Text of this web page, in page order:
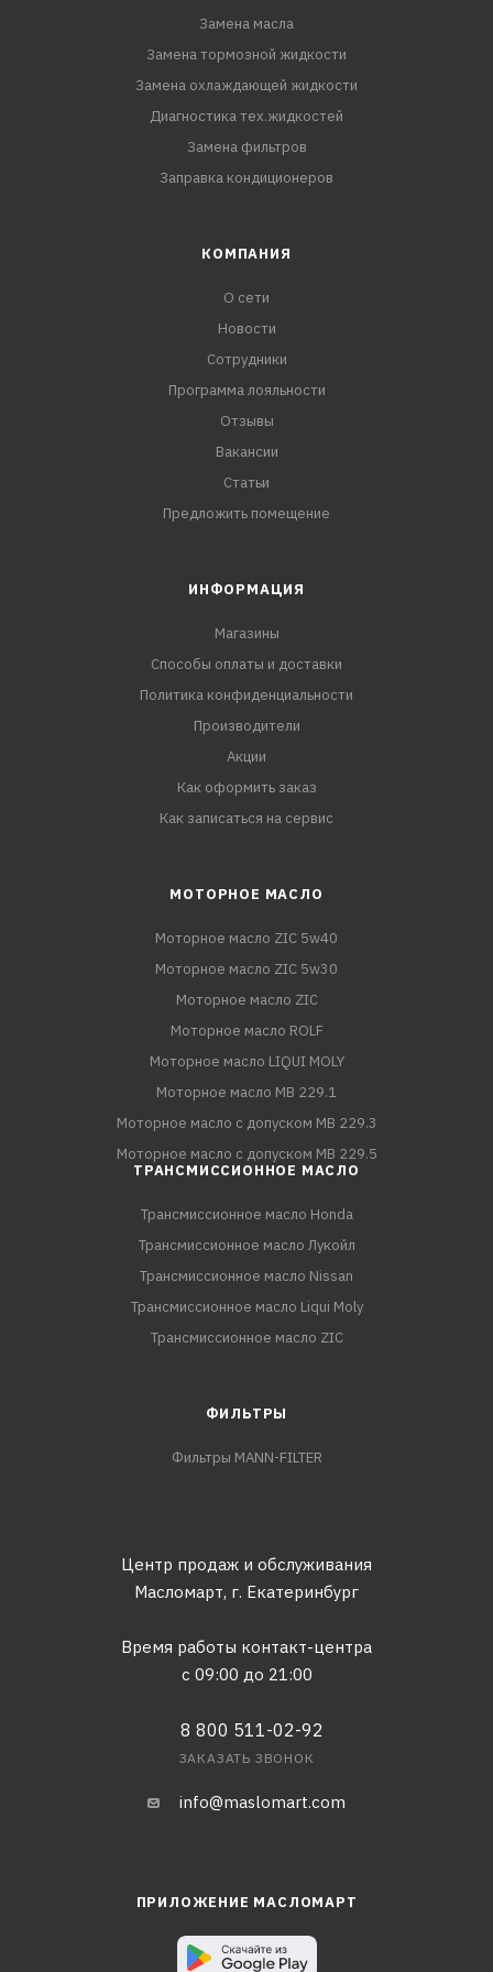
Замена масла
Замена тормозной жидкости
Замена охлаждающей жидкости
Диагностика тех.жидкостей
Замена фильтров
Заправка кондиционеров
КОМПАНИЯ
О сети
Новости
Сотрудники
Программа лояльности
Отзывы
Вакансии
Статьи
Предложить помещение
ИНФОРМАЦИЯ
Магазины
Способы оплаты и доставки
Политика конфиденциальности
Производители
Акции
Как оформить заказ
Как записаться на сервис
МОТОРНОЕ МАСЛО
Моторное масло ZIC 5w40
Моторное масло ZIC 5w30
Моторное масло ZIC
Моторное масло ROLF
Моторное масло LIQUI MOLY
Моторное масло MB 229.1
Моторное масло с допуском MB 229.3
Моторное масло с допуском MB 229.5
ТРАНСМИССИОННОЕ МАСЛО
Трансмиссионное масло Honda
Трансмиссионное масло Лукойл
Трансмиссионное масло Nissan
Трансмиссионное масло Liqui Moly
Трансмиссионное масло ZIC
ФИЛЬТРЫ
Фильтры MANN-FILTER
Центр продаж и обслуживания
Масломарт, г. Екатеринбург
Время работы контакт-центра
с 09:00 до 21:00
8 800 511-02-92
ЗАКАЗАТЬ ЗВОНОК
info@maslomart.com
ПРИЛОЖЕНИЕ МАСЛОМАРТ